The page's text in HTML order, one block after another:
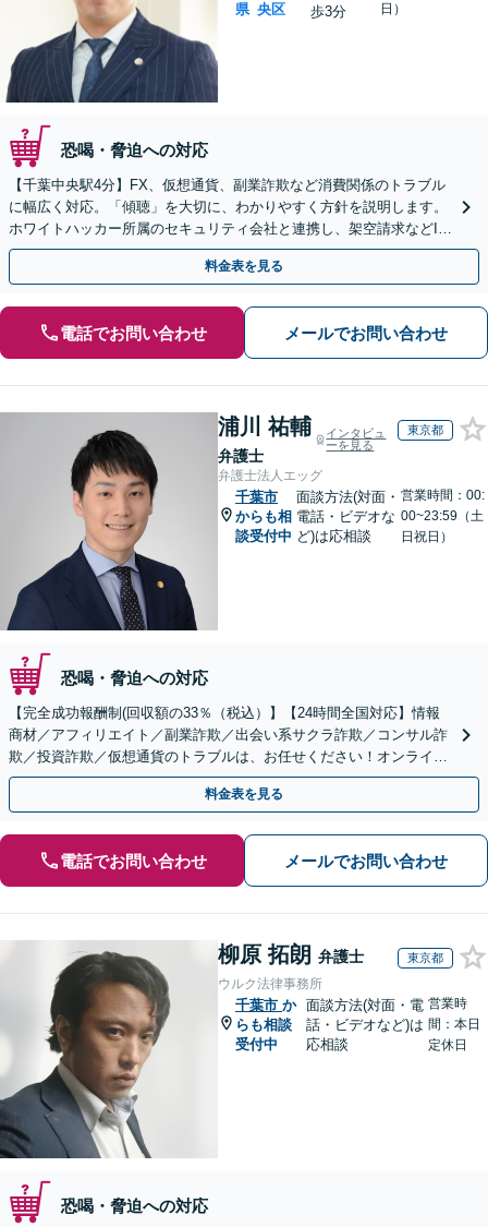
県 央区
歩3分
日）
恐喝・脅迫への対応
【千葉中央駅4分】FX、仮想通貨、副業詐欺など消費関係のトラブル
に幅広く対応。「傾聴」を大切に、わかりやすく方針を説明します。
ホワイトハッカー所属のセキュリティ会社と連携し、架空請求などIT
関連の詐欺にも精通しています【夜間面談OK】
料金表を見る
電話でお問い合わせ メールでお問い合わせ
浦川 祐輔
弁護士
インタビュ
ーを見る
東京都
弁護士法人エッグ
千葉市
からも相
談受付中
面談方法(対面・
電話・ビデオな
ど)は応相談
営業時間：00:
00~23:59（土
日祝日）
恐喝・脅迫への対応
【完全成功報酬制(回収額の33％（税込）】【24時間全国対応】情報
商材／アフィリエイト／副業詐欺／出会い系サクラ詐欺／コンサル詐
欺／投資詐欺／仮想通貨のトラブルは、お任せください！オンライン
のみで解決も可能！
料金表を見る
電話でお問い合わせ メールでお問い合わせ
柳原 拓朗 弁護士 東京都
ウルク法律事務所
千葉市 か
らも相談
受付中
面談方法(対面・電
話・ビデオなど)は
応相談
営業時
間：本日
定休日
恐喝・脅迫への対応